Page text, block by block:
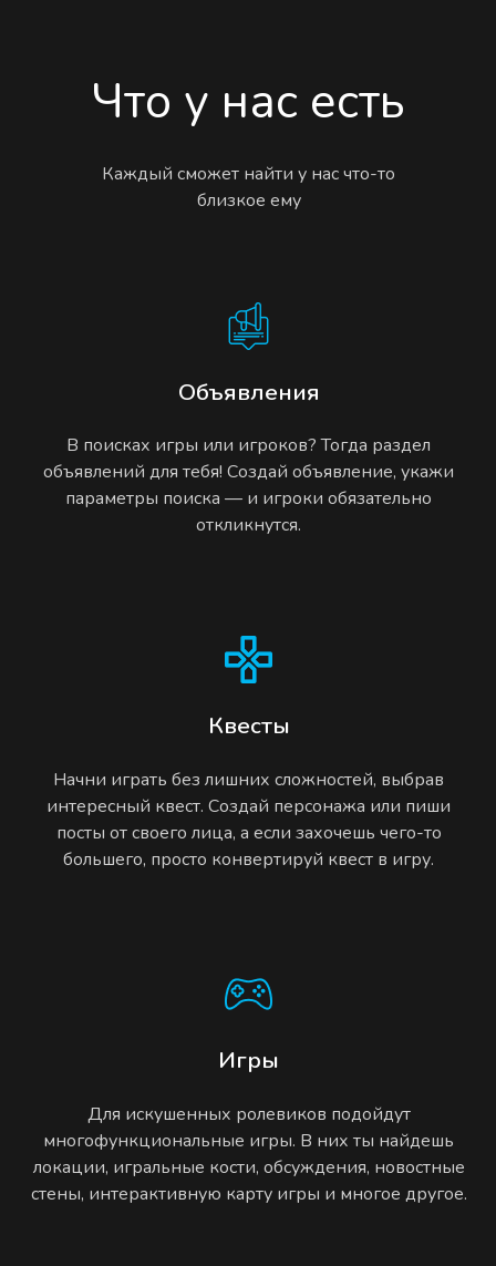
Что у нас есть
Каждый сможет найти у нас что-то
близкое ему
Объявления
В поисках игры или игроков? Тогда раздел
объявлений для тебя! Создай объявление, укажи
параметры поиска — и игроки обязательно
откликнутся.
Квесты
Начни играть без лишних сложностей, выбрав
интересный квест. Создай персонажа или пиши
посты от своего лица, а если захочешь чего-то
большего, просто конвертируй квест в игру.
Игры
Для искушенных ролевиков подойдут
многофункциональные игры. В них ты найдешь
локации, игральные кости, обсуждения, новостные
стены, интерактивную карту игры и многое другое.